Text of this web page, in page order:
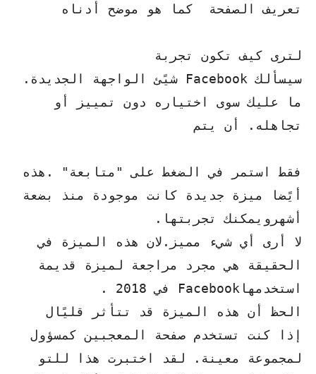
تعريف الصفحة كما هو موضح أدناه
لترى كيف تكون تجربة
سيسألك Facebook شيًئ الواجهة الجديدة.
ما عليك سوى اختياره دون تمييز أو
تجاهله. أن يتم
فقط استمر في الضغط على "متابعة" .هذه
أيًضا ميزة جديدة كانت موجودة منذ بضعة
أشهرويمكنك تجربتها.
لا أرى أي شيء مميز.لان هذه الميزة في
الحقيقة هي مجرد مراجعة لميزة قديمة
استخدمهاFacebook في 2018 .
الحظ أن هذه الميزة قد تتأثر قليًال
إذا كنت تستخدم صفحة المعجبين كمسؤول
لمجموعة معينة. لقد اختبرت هذا للتو